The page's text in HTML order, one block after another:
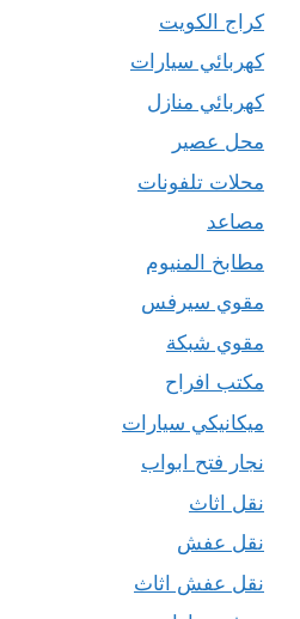
كراج الكويت
كهربائي سيارات
كهربائي منازل
محل عصير
محلات تلفونات
مصاعد
مطابخ المنيوم
مقوي سيرفس
مقوي شبكة
مكتب افراح
ميكانيكي سيارات
نجار فتح ابواب
نقل اثاث
نقل عفش
نقل عفش اثاث